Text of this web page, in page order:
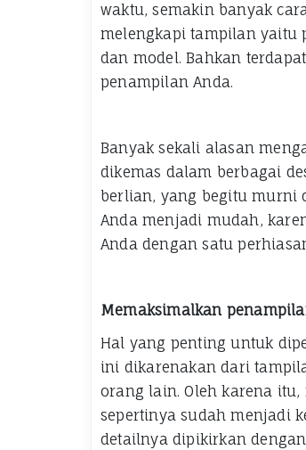
waktu, semakin banyak
melengkapi tampilan yaitu
dan model. Bahkan
penampilan Anda.
Banyak sekali alasan
dikemas dalam berbagai
berlian, yang begitu murni
Anda menjadi mudah,
Anda dengan satu
Memaksimalkan
Hal yang penting untuk
ini dikarenakan dari
orang lain. Oleh karena
sepertinya sudah menjadi
detailnya dipikirkan